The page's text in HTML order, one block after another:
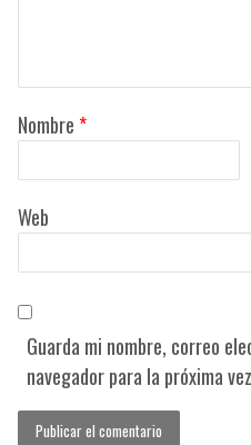
Nombre *
Web
Guarda mi nombre, correo
navegador para la próxima